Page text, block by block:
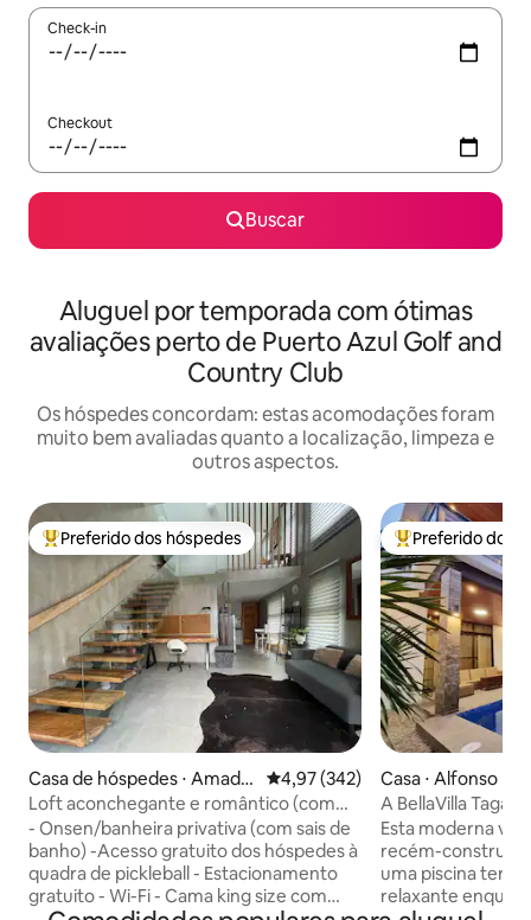
Check-in
Checkout
Buscar
Aluguel por temporada com ótimas
avaliações perto de Puerto Azul Golf and
Country Club
Os hóspedes concordam: estas acomodações foram
muito bem avaliadas quanto a localização, limpeza e
outros aspectos.
Entre os melhores preferidos dos hóspedes
Preferido dos hóspedes
Casa de hóspedes ⋅ Amade
o
4,97 de uma avaliação média de
4,97 (342)
Loft aconchegante e romântico (com
águas termais privativas)
- Onsen/banheira privativa (com sais de
banho) -Acesso gratuito dos hóspedes à
quadra de pickleball - Estacionamento
gratuito - Wi-Fi - Cama king size com
Entre os
Preferido dos
Casa ⋅ Alfonso
A BellaVilla
aquecida)
Esta moderna vila
recém-
uma piscina
relaxante